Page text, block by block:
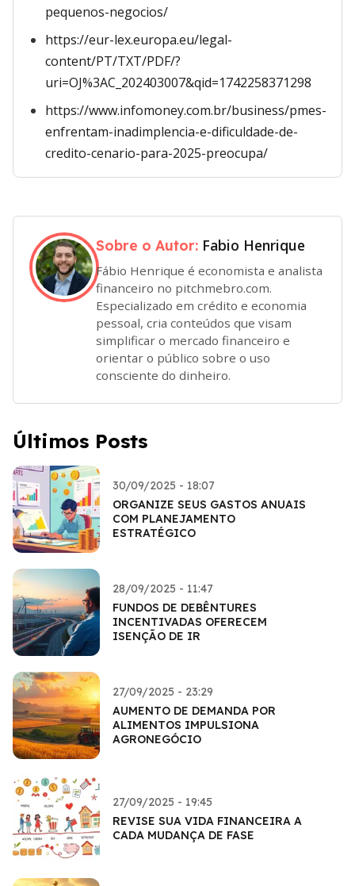
pequenos-negocios/
https://eur-lex.europa.eu/legal-
content/PT/TXT/PDF/?
uri=OJ%3AC_202403007&qid=1742258371298
https://www.infomoney.com.br/business/pmes-
enfrentam-inadimplencia-e-dificuldade-de-
credito-cenario-para-2025-preocupa/
Sobre o Autor: Fabio Henrique
Fábio Henrique é economista e analista
financeiro no pitchmebro.com.
Especializado em crédito e economia
pessoal, cria conteúdos que visam
simplificar o mercado financeiro e
orientar o público sobre o uso
consciente do dinheiro.
Últimos Posts
30/09/2025 - 18:07
ORGANIZE SEUS GASTOS ANUAIS
COM PLANEJAMENTO
ESTRATÉGICO
28/09/2025 - 11:47
FUNDOS DE DEBÊNTURES
INCENTIVADAS OFERECEM
ISENÇÃO DE IR
27/09/2025 - 23:29
AUMENTO DE DEMANDA POR
ALIMENTOS IMPULSIONA
AGRONEGÓCIO
27/09/2025 - 19:45
REVISE SUA VIDA FINANCEIRA A
CADA MUDANÇA DE FASE